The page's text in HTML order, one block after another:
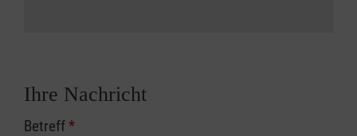
Ihre Nachricht
Betreff*